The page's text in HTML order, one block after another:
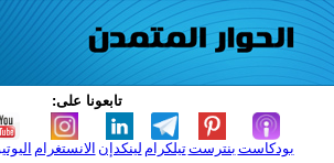
تابعونا على:
الانستغرام لينكدإن تيلكرامبنترست بودكاست